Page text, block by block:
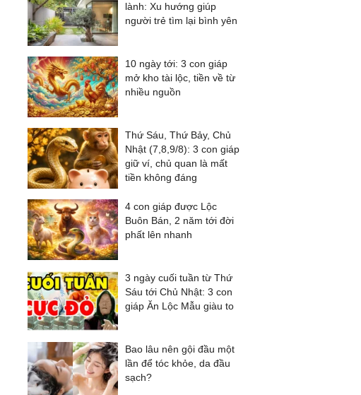
lành: Xu hướng giúp
người trẻ tìm lại bình yên
10 ngày tới: 3 con giáp
mở kho tài lộc, tiền về từ
nhiều nguồn
Thứ Sáu, Thứ Bảy, Chủ
Nhật (7,8,9/8): 3 con giáp
giữ ví, chủ quan là mất
tiền không đáng
4 con giáp được Lộc
Buôn Bán, 2 năm tới đời
phất lên nhanh
3 ngày cuối tuần từ Thứ
Sáu tới Chủ Nhật: 3 con
giáp Ăn Lộc Mẫu giàu to
Bao lâu nên gội đầu một
lần để tóc khỏe, da đầu
sạch?